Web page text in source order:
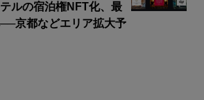
ルの宿泊権NFT化、最
京都などエリア拡大予